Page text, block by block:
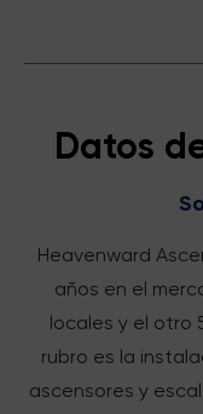
Datos
Heavenward
años en el
locales y el otro
rubro es la
ascensores y